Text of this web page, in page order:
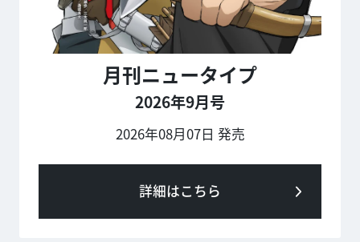
月刊ニュータイプ
2026年9月号
2026年08月07日 発売
詳細はこちら